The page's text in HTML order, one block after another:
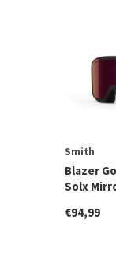
Smith
Blazer
Solx
€94,99